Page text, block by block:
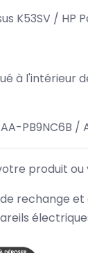
K53SV / HP
à l'intérieur
PB9NC6B /
produit
rechange